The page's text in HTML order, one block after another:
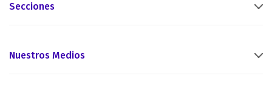
Secciones
Nuestros Medios